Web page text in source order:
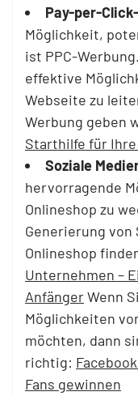
Pay-per-
Möglichkeit,
ist PPC-
effektive
Webseite zu
Werbung geben
Starthilfe für
Soziale
hervorragende
Onlineshop zu
Generierung
Onlineshop
Unternehmen –
AnfängerWenn
Möglichkeiten
möchten, dann
richtig:
Fans gewinnen